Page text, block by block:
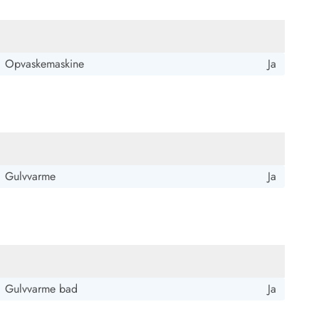
Opvaskemaskine Ja
Gulvvarme Ja
Gulvvarme bad Ja